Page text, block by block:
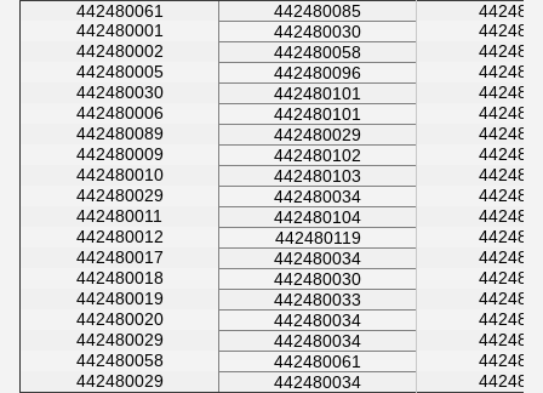
442480061 442480085
442480001
442480030
442480002
442480058
442480005
442480096
442480030
442480101
442480006
442480101
442480089
442480029
442480009
442480102
442480010
442480103
442480029
442480034
442480011
442480104
442480012
442480119
442480017
442480034
442480018
442480030
442480019
442480033
442480020
442480034
442480029
442480034
442480058
442480061
442480029
442480034